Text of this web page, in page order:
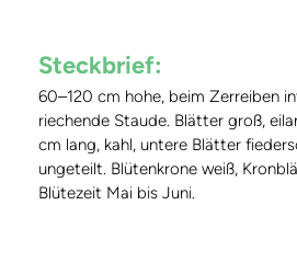
Steckbrief:
60–120 cm hohe, beim Zerreiben
riechende Staude. Blätter groß,
cm lang, kahl, untere Blätter
ungeteilt. Blütenkrone weiß,
Blütezeit Mai bis Juni.